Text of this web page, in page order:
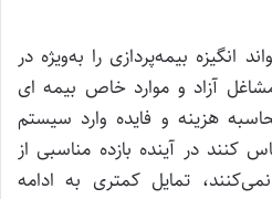
انگیزه بیمه‌پردازی را به‌ویژه در
آزاد و موارد خاص بیمه ای
هزینه و فایده وارد سیستم
کنند در آینده بازده مناسبی از
تمایل کمتری به ادامه